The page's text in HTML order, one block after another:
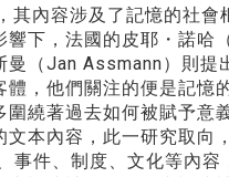
內容涉及了記憶的社
下，法國的皮耶・諾哈
（Jan Assmann）則提
，他們關注的便是記憶
繞著過去如何被賦予意
本內容，此一研究取向
件、制度、文化等內容